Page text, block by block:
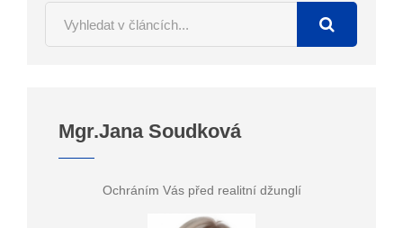
Mgr.Jana Soudková
Ochráním Vás před realitní džunglí